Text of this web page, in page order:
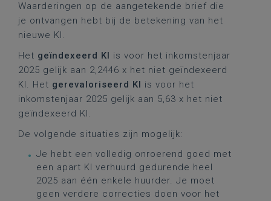
Waarderingen op de aangetekende brief die
je ontvangen hebt bij de betekening van het
nieuwe KI.
Het geïndexeerd KI is voor het inkomstenjaar
2025 gelijk aan 2,2446 x het niet geïndexeerd
KI. Het gerevaloriseerd KI is voor het
inkomstenjaar 2025 gelijk aan 5,63 x het niet
geïndexeerd KI.
De volgende situaties zijn mogelijk:
Je hebt een volledig onroerend goed met
een apart KI verhuurd gedurende heel
2025 aan één enkele huurder. Je moet
geen verdere correcties doen voor het